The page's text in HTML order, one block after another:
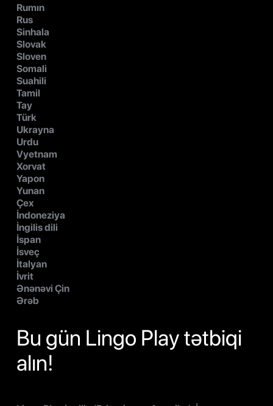
Rumın
Rus
Sinhala
Slovak
Sloven
Somali
Suahili
Tamil
Tay
Türk
Ukrayna
Urdu
Vyetnam
Xorvat
Yapon
Yunan
Çex
İndoneziya
İngilis dili
İspan
İsveç
İtalyan
İvrit
Ənənəvi Çin
Ərəb
Bu gün Lingo Play tətbiqi
alın!